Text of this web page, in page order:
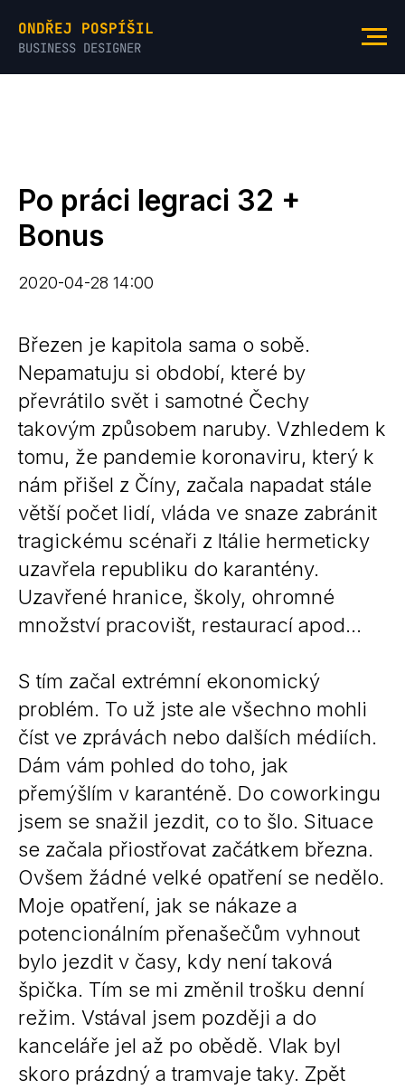
ONDŘEJ POSPÍŠIL
BUSINESS DESIGNER
Po práci legraci 32 +
Bonus
2020-04-28 14:00
Březen je kapitola sama o sobě.
Nepamatuju si období, které by
převrátilo svět i samotné Čechy
takovým způsobem naruby. Vzhledem k
tomu, že pandemie koronaviru, který k
nám přišel z Číny, začala napadat stále
větší počet lidí, vláda ve snaze zabránit
tragickému scénaři z Itálie hermeticky
uzavřela republiku do karantény.
Uzavřené hranice, školy, ohromné
množství pracovišt, restaurací apod…
S tím začal extrémní ekonomický
problém. To už jste ale všechno mohli
číst ve zprávách nebo dalších médiích.
Dám vám pohled do toho, jak
přemýšlím v karanténě. Do coworkingu
jsem se snažil jezdit, co to šlo. Situace
se začala přiostřovat začátkem března.
Ovšem žádné velké opatření se nedělo.
Moje opatření, jak se nákaze a
potencionálním přenašečům vyhnout
bylo jezdit v časy, kdy není taková
špička. Tím se mi změnil trošku denní
režim. Vstával jsem později a do
kanceláře jel až po obědě. Vlak byl
skoro prázdný a tramvaje taky. Zpět